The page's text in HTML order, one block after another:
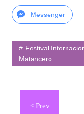
Messenger
Festival
Matancero
Navegación